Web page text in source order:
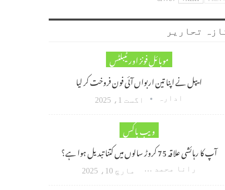
تحاریر
موبائل فونز اور ٹیبلٹس
ایپل نے اپنا تین اربواں آئی فون فروخت کر لیا
ادارہ اگست 1، 2025
ویب باکس
آپ کا رہائشی علاقہ 75 کروڑ سالوں میں کتنا تبدیل ہوا ہے؟
رانا محمد امین اکبر مارچ 10، 2025